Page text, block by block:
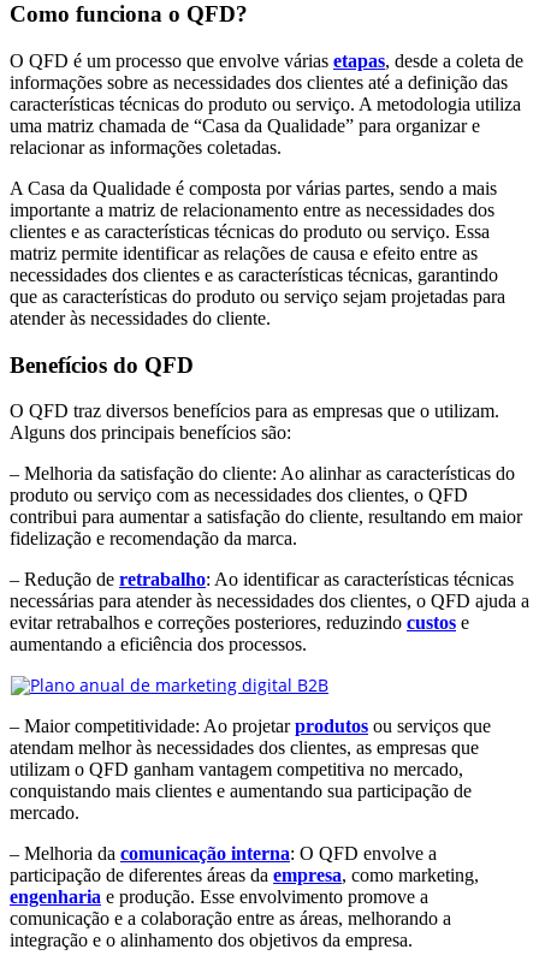
Como funciona o QFD?
O QFD é um processo que envolve várias etapas, desde a coleta de
informações sobre as necessidades dos clientes até a definição das
características técnicas do produto ou serviço. A metodologia utiliza
uma matriz chamada de “Casa da Qualidade” para organizar e
relacionar as informações coletadas.
A Casa da Qualidade é composta por várias partes, sendo a mais
importante a matriz de relacionamento entre as necessidades dos
clientes e as características técnicas do produto ou serviço. Essa
matriz permite identificar as relações de causa e efeito entre as
necessidades dos clientes e as características técnicas, garantindo
que as características do produto ou serviço sejam projetadas para
atender às necessidades do cliente.
Benefícios do QFD
O QFD traz diversos benefícios para as empresas que o utilizam.
Alguns dos principais benefícios são:
– Melhoria da satisfação do cliente: Ao alinhar as características do
produto ou serviço com as necessidades dos clientes, o QFD
contribui para aumentar a satisfação do cliente, resultando em maior
fidelização e recomendação da marca.
– Redução de retrabalho: Ao identificar as características técnicas
necessárias para atender às necessidades dos clientes, o QFD ajuda a
evitar retrabalhos e correções posteriores, reduzindo custos e
aumentando a eficiência dos processos.
– Maior competitividade: Ao projetarprodutos ou serviços que
atendam melhor às necessidades dos clientes, as empresas que
utilizam o QFD ganham vantagem competitiva no mercado,
conquistando mais clientes e aumentando sua participação de
mercado.
– Melhoria da comunicação interna: O QFD envolve a
participação de diferentes áreas da empresa, como marketing,
engenharia e produção. Esse envolvimento promove a
comunicação e a colaboração entre as áreas, melhorando a
integração e o alinhamento dos objetivos da empresa.